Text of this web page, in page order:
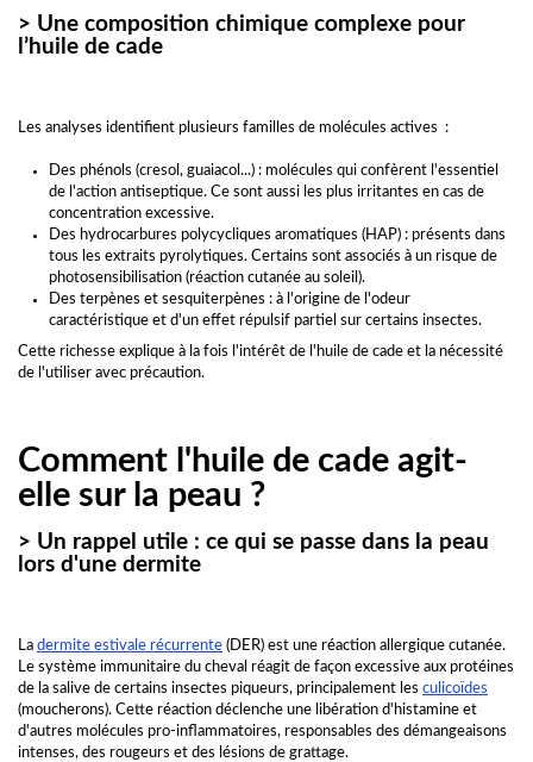
> Une composition chimique complexe pour
l’huile de cade
Les analyses identifient plusieurs familles de molécules actives :
Des phénols (cresol, guaiacol...) : molécules qui confèrent l'essentiel
de l'action antiseptique. Ce sont aussi les plus irritantes en cas de
concentration excessive.
Des hydrocarbures polycycliques aromatiques (HAP) : présents dans
tous les extraits pyrolytiques. Certains sont associés à un risque de
photosensibilisation (réaction cutanée au soleil).
Des terpènes et sesquiterpènes : à l'origine de l'odeur
caractéristique et d'un effet répulsif partiel sur certains insectes.
Cette richesse explique à la fois l'intérêt de l'huile de cade et la nécessité
de l'utiliser avec précaution.
Comment l'huile de cade agit-
elle sur la peau ?
> Un rappel utile : ce qui se passe dans la peau
lors d'une dermite
La dermite estivale récurrente (DER) est une réaction allergique cutanée.
Le système immunitaire du cheval réagit de façon excessive aux protéines
de la salive de certains insectes piqueurs, principalement les culicoïdes
(moucherons). Cette réaction déclenche une libération d'histamine et
d'autres molécules pro-inflammatoires, responsables des démangeaisons
intenses, des rougeurs et des lésions de grattage.